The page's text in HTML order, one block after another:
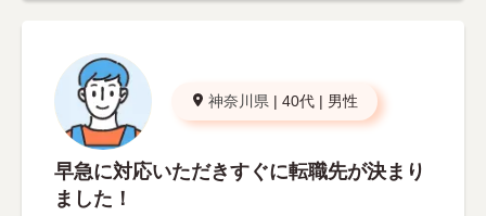
神奈川県 | 40代 | 男性
早急に対応いただきすぐに転職先が決まり
ました！